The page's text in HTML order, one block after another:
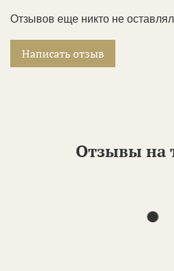
Отзывов еще никто не оставлял
Написать отзыв
Отзывы на